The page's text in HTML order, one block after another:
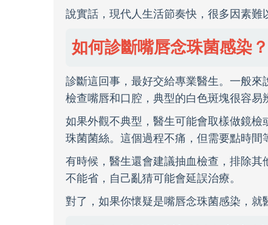
說實話，現代人生活節奏快，很多因素難
如何診斷嘴唇念珠菌感染？
診斷這回事，最好交給專業醫生。一般
檢查嘴唇和口腔，典型的白色斑塊很容易
如果外觀不典型，醫生可能會取樣做鏡
珠菌菌絲。這個過程不痛，但需要點時間
有時候，醫生還會建議抽血檢查，排除
不能省，自己亂猜可能會延誤治療。
對了，如果你懷疑是嘴唇念珠菌感染，就